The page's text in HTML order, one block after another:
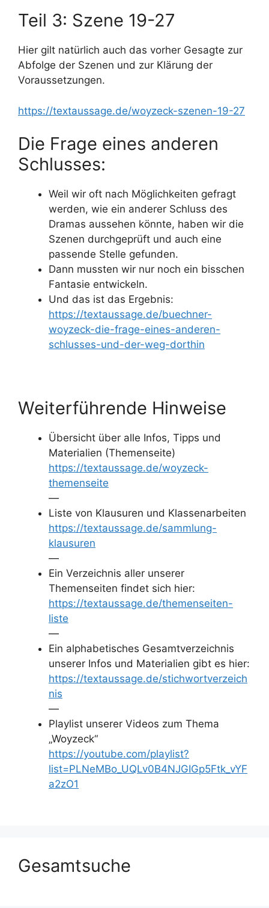
Teil 3: Szene 19-27
Hier gilt natürlich auch das vorher Gesagte zur
Abfolge der Szenen und zur Klärung der
Voraussetzungen.
https://textaussage.de/woyzeck-szenen-19-27
Die Frage eines anderen
Schlusses:
Weil wir oft nach Möglichkeiten gefragt
werden, wie ein anderer Schluss des
Dramas aussehen könnte, haben wir die
Szenen durchgeprüft und auch eine
passende Stelle gefunden.
Dann mussten wir nur noch ein bisschen
Fantasie entwickeln.
Und das ist das Ergebnis:
https://textaussage.de/buechner-
woyzeck-die-frage-eines-anderen-
schlusses-und-der-weg-dorthin
Weiterführende Hinweise
Übersicht über alle Infos, Tipps und
Materialien (Themenseite)
https://textaussage.de/woyzeck-
themenseite
—
Liste von Klausuren und Klassenarbeiten
https://textaussage.de/sammlung-
klausuren
—
Ein Verzeichnis aller unserer
Themenseiten findet sich hier:
https://textaussage.de/themenseiten-
liste
—
Ein alphabetisches Gesamtverzeichnis
unserer Infos und Materialien gibt es hier:
https://textaussage.de/stichwortverzeich
nis
—
Playlist unserer Videos zum Thema
„Woyzeck“
https://youtube.com/playlist?
list=PLNeMBo_UQLv0B4NJGIGp5Ftk_vYF
a2zO1
Gesamtsuche